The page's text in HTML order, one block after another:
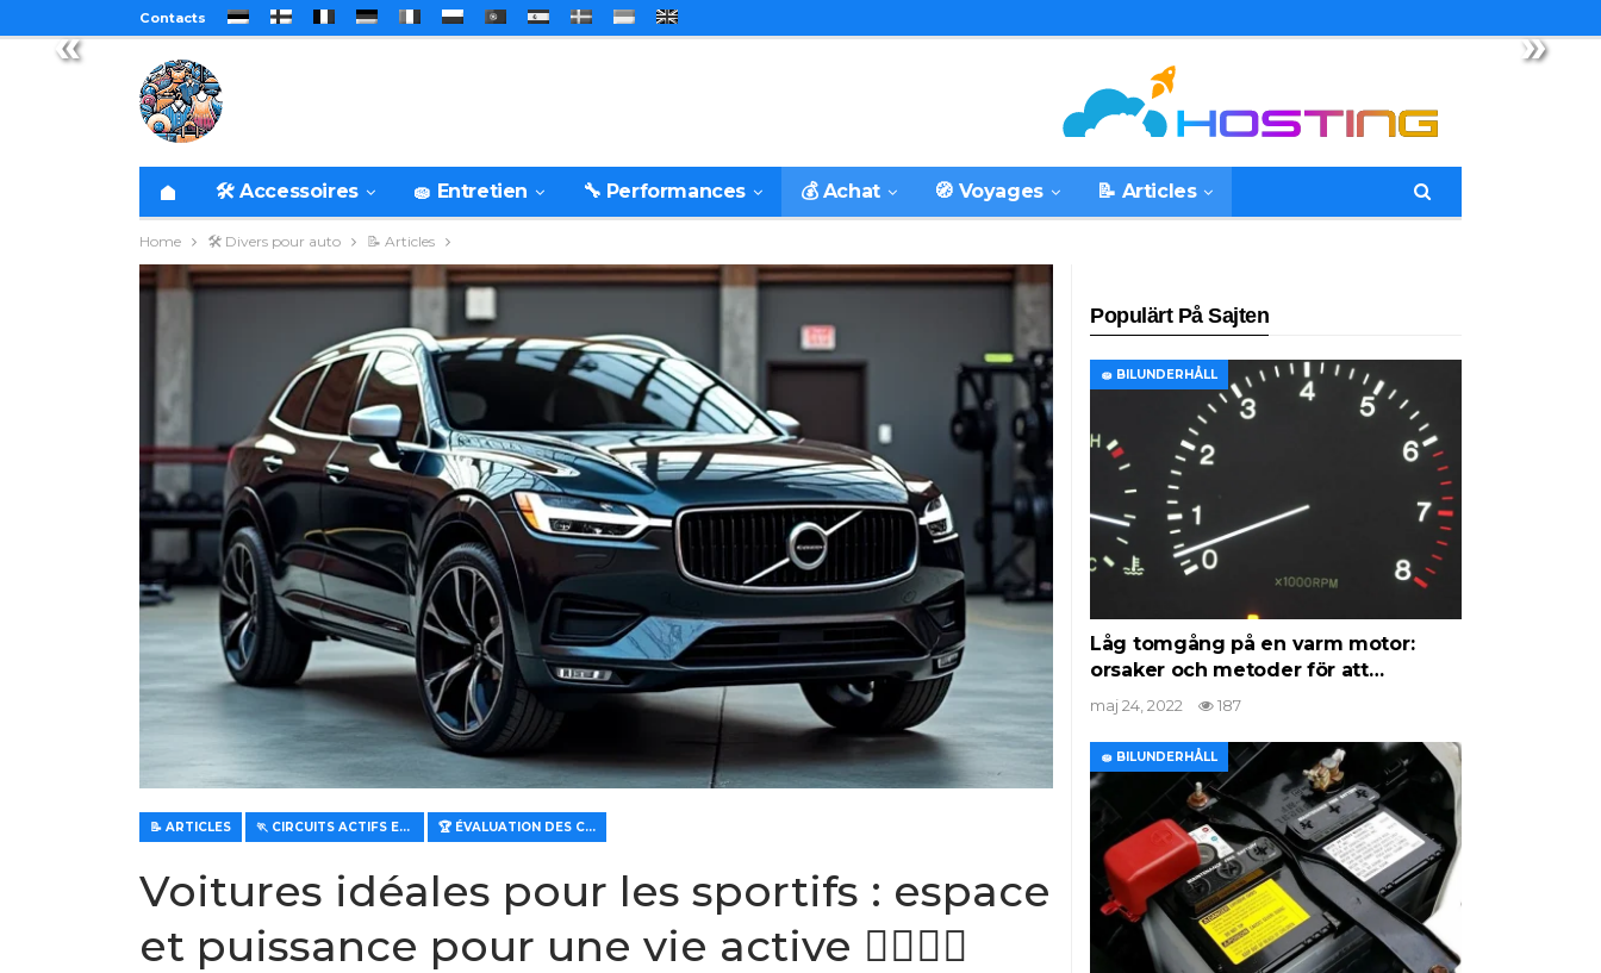
« »
Contacts
🛠️ Accessoires 🧽 Entretien 🔧 Performances 💰 Achat 🧭 Voyages 📝 Articles
Home 🛠️ Divers pour auto 📝 Articles
📝 ARTICLES 🏃 CIRCUITS ACTIFS ET SPORTIFS 🏆 ÉVALUATION DES CARACTÉRISTIQUES ET DE LA VALEUR
Voitures idéales pour les sportifs : espace
et puissance pour une vie active 🏋️‍♂️🚗💨
Populärt På Sajten
🧽 BILUNDERHÅLL
Låg tomgång på en varm motor:
orsaker och metoder för att…
maj 24, 2022 187
🧽 BILUNDERHÅLL